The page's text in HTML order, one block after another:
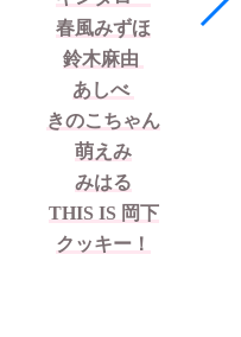
春風みずほ
鈴木麻由
あしべ
きのこちゃん
萌えみ
みはる
THIS IS 岡下
クッキー！